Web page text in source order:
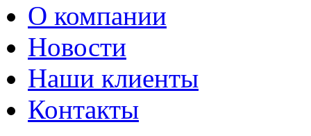
О компании
Новости
Наши клиенты
Контакты